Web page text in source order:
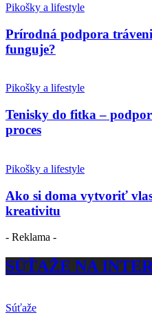
Pikošky a lifestyle
Prírodná podpora
funguje?
Pikošky a lifestyle
Tenisky do fitka –
proces
Pikošky a lifestyle
Ako si doma vytvoriť
kreativitu
- Reklama -
SÚŤAŽE NA
Súťaže